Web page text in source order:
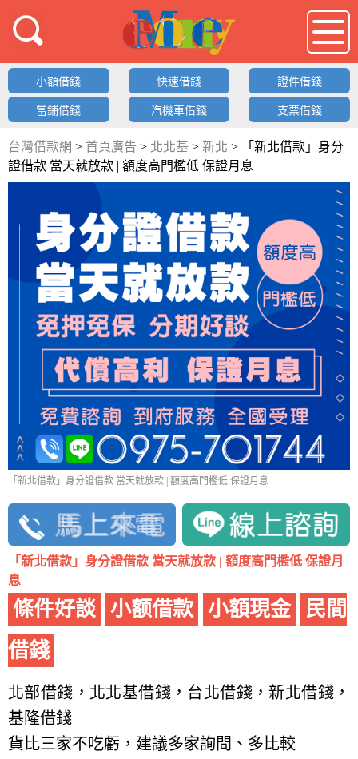
借錢LOGO
小額借錢 快速借錢 證件借錢
當鋪借錢 汽機車借錢 支票借錢
台灣借款網 > 首頁廣告 > 北北基 > 新北 >
「新北借款」身分
證借款 當天就放款 | 額度高門檻低 保證月息
「新北借款」身分證借款 當天就放款 | 額度高門檻低 保證月息
「新北借款」身分證借款 當天就放款 | 額度高門檻低 保證月
息
條件好談 小额借款 小額現金
民間
借錢
北部借錢，北北基借錢，台北借錢，新北借錢，
基隆借錢
貨比三家不吃虧，建議多家詢問、多比較